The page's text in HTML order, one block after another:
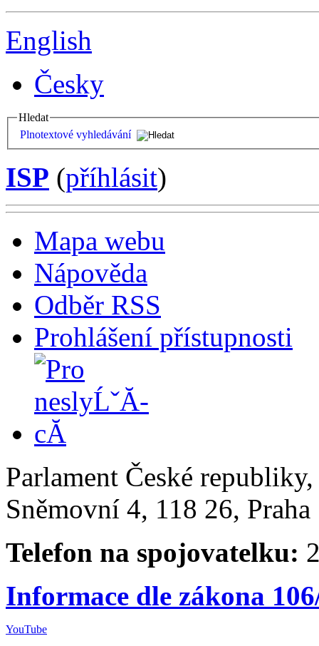
English
Česky
Hledat
Plnotextové vyhledávání
ISP (příhlásit)
Mapa webu
Nápověda
Odběr RSS
Prohlášení přístupnosti
Parlament České
Sněmovní 4, 118 26,
Telefon na spojovatelku:
Informace dle zákona
YouTube